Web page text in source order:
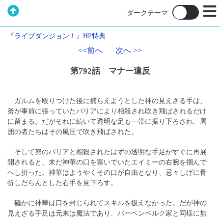
『ライブダンジョン！』HP特典
<<前へ 次へ >>
第792話 マナー違反
ガルムを殴りつけた後に捕らえようとした神の見えざる手は、
努が事前に張っていたバリアにより相殺され吹き飛ばされるだけ
に留まる。だがそれに続いて透明な足も一帯に振り下ろされ、周
囲の者たちはその風圧で吹き飛ばされた。
そして努のバリアと相殺されたはずの透明な手足がすぐに再展
開されると、未だ神華の口を塞いでいたエイミーの右腕を掴んで
へし折った。神華はようやくその口が自由となり、忌々しげに骨
折しだらんとした右手を見下ろす。
確かに神華は口を封じられてスキルを扱えなかった。だが神の
見えざる手足は元来は魔法であり、バーベンベルク家と同様に無